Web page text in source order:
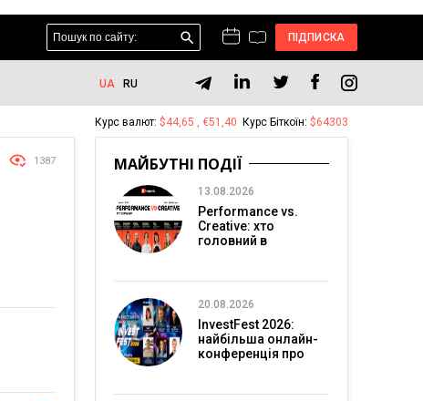
ПІДПИСКА
UA RU
1387
Курс валют: $44,65 , €51,40 Курс Біткоїн: $64303
МАЙБУТНІ ПОДІЇ
13.08.2026
Performance vs.
Creative: хто
головний в
20.08.2026
InvestFest 2026:
найбільша онлайн-
конференція про